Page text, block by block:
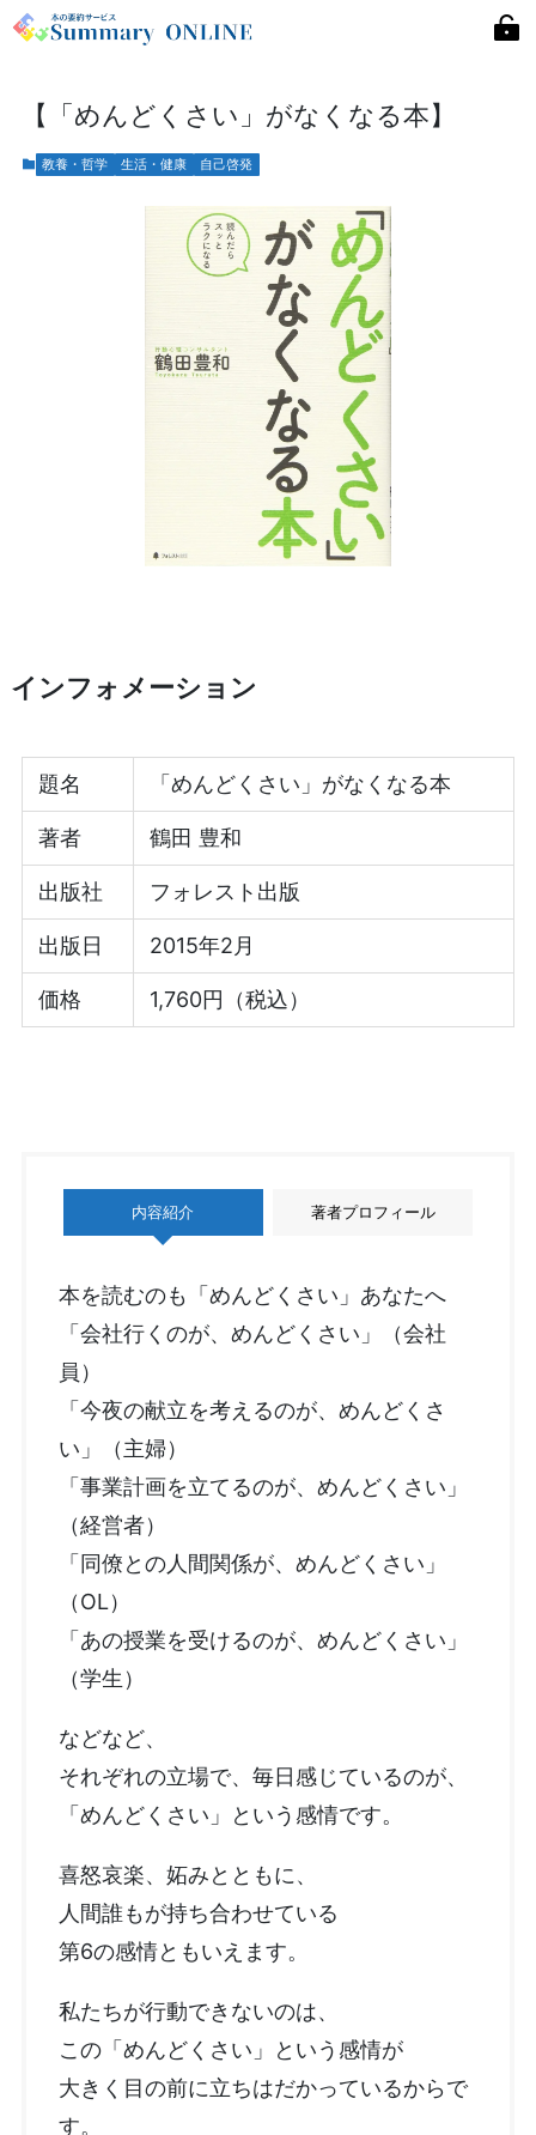
【「めんどくさい」がなくなる本】
教養・哲学 生活・健康 自己啓発
インフォメーション
題名 「めんどくさい」がなくなる本
著者 鶴田 豊和
出版社 フォレスト出版
出版日 2015年2月
価格 1,760円（税込）
内容紹介 著者プロフィール
本を読むのも「めんどくさい」あなたへ
「会社行くのが、めんどくさい」（会社
員）
「今夜の献立を考えるのが、めんどくさ
い」（主婦）
「事業計画を立てるのが、めんどくさい」
（経営者）
「同僚との人間関係が、めんどくさい」
（OL）
「あの授業を受けるのが、めんどくさい」
（学生）
などなど、
それぞれの立場で、毎日感じているのが、
「めんどくさい」という感情です。
喜怒哀楽、妬みとともに、
人間誰もが持ち合わせている
第6の感情ともいえます。
私たちが行動できないのは、
この「めんどくさい」という感情が
大きく目の前に立ちはだかっているからで
す。